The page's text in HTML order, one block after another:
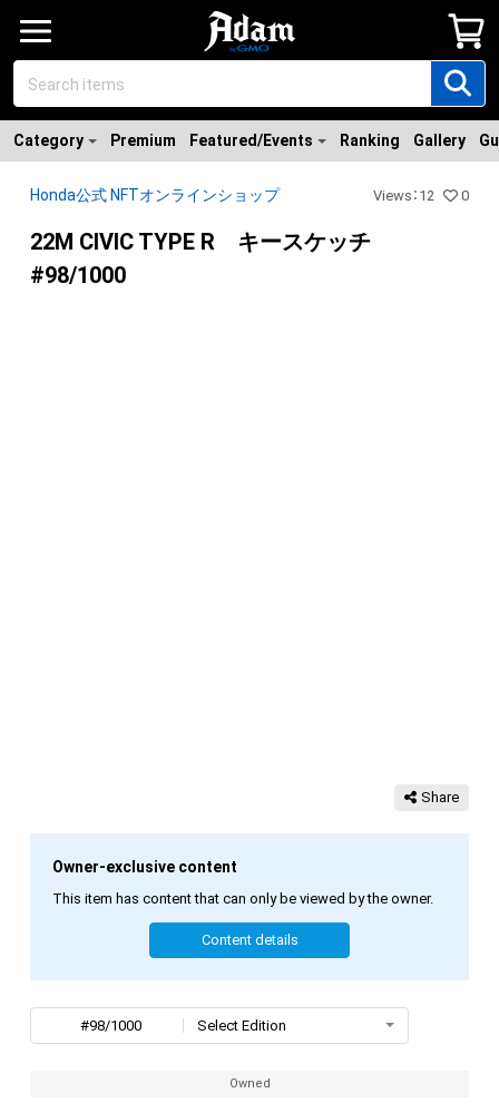
Category Premium Featured/Events Ranking Gallery
Honda公式 NFTオンラインショップ Views ： 12 0
22M CIVIC TYPE R キースケッチ
#98/1000
Share
Owner-exclusive content
This item has content that can only be viewed by the owner.
Content details
#98/1000 Select Edition
Owned